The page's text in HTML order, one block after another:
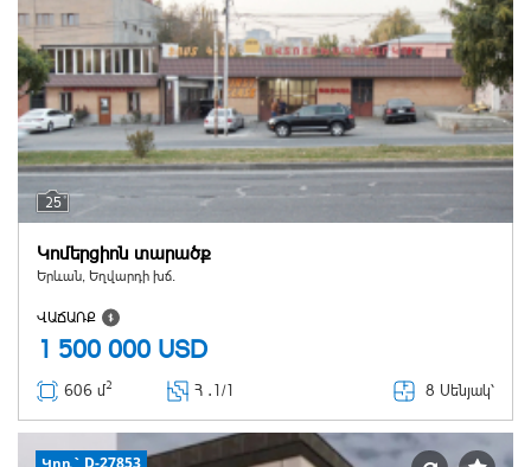
25
Կոմերցիոն տարածք
Երևան, Եղվարդի խճ.
ՎԱՃԱՌՔ
1 500 000 USD
606 մ2 Հ ․ 1/1 8 Սենյակ՝